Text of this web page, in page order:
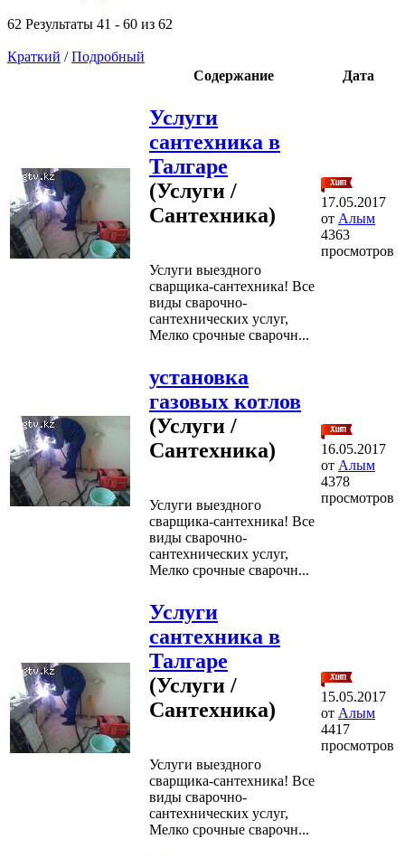
62 Результаты 41 - 60 из 62
Краткий /Подробный
Содержание
Дата
Услуги
сантехника в
Талгаре
(Услуги /
Сантехника)
Услуги выездного
сварщика-сантехника! Все
виды сварочно-
сантехнических услуг,
Мелко срочные сварочн...
17.05.2017
от Алым
4363
просмотров
установка
газовых котлов
(Услуги /
Сантехника)
Услуги выездного
сварщика-сантехника! Все
виды сварочно-
сантехнических услуг,
Мелко срочные сварочн...
16.05.2017
от Алым
4378
просмотров
Услуги
сантехника в
Талгаре
(Услуги /
Сантехника)
Услуги выездного
сварщика-сантехника! Все
виды сварочно-
сантехнических услуг,
Мелко срочные сварочн...
15.05.2017
от Алым
4417
просмотров